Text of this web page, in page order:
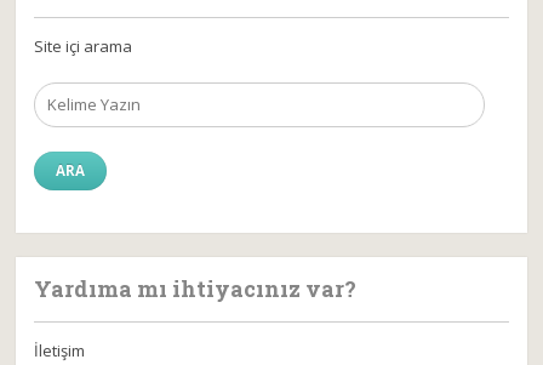
Site içi arama
Yardıma mı ihtiyacınız var?
İletişim